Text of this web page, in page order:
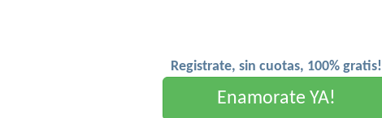
Registrate, sin cuotas, 100% gratis!
Enamorate YA!